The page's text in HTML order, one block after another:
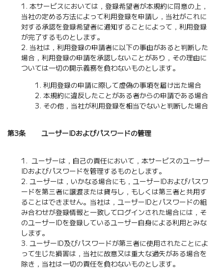
本サービスにおいては，登録希望者が本規約に同意の上，
当社の定める方法によって利用登録を申請し，当社がこれに
対する承認を登録希望者に通知することによって，利用登録
が完了するものとします。
当社は，利用登録の申請者に以下の事由があると判断した
場合，利用登録の申請を承認しないことがあり，その理由に
ついては一切の開示義務を負わないものとします。
利用登録の申請に際して虚偽の事項を届け出た場合
本規約に違反したことがある者からの申請である場合
その他，当社が利用登録を相当でないと判断した場合
第3条 ユーザーIDおよびパスワードの管理
ユーザーは，自己の責任において，本サービスのユーザー
IDおよびパスワードを管理するものとします。
ユーザーは，いかなる場合にも，ユーザーIDおよびパスワ
ードを第三者に譲渡または貸与し，もしくは第三者と共用す
ることはできません。当社は，ユーザーIDとパスワードの組
み合わせが登録情報と一致してログインされた場合には，そ
のユーザーIDを登録しているユーザー自身による利用とみな
します。
ユーザーID及びパスワードが第三者に使用されたことによ
って生じた損害は，当社に故意又は重大な過失がある場合を
除き，当社は一切の責任を負わないものとします。